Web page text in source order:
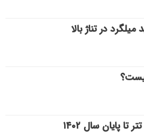
در تناژ بالا
پایان سال ۱۴۰۲